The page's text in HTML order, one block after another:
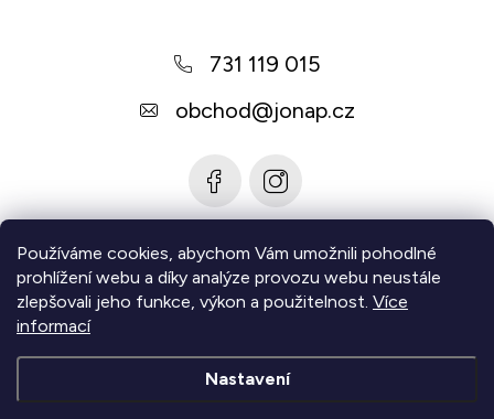
Používáme cookies, abychom Vám umožnili pohodlné
prohlížení webu a díky analýze provozu webu neustále
zlepšovali jeho funkce, výkon a použitelnost. Více
informací
Nastavení
731 119 015
obchod@jonap.cz
Informace pro vás
Zjistěte více